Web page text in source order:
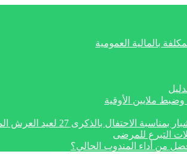
بالمالية العمومية
ملايين الأوقية
بالذكرى 27 لعيد العرش المجيد
التبرع للمرضى
من أداء المندوب الحالي؟